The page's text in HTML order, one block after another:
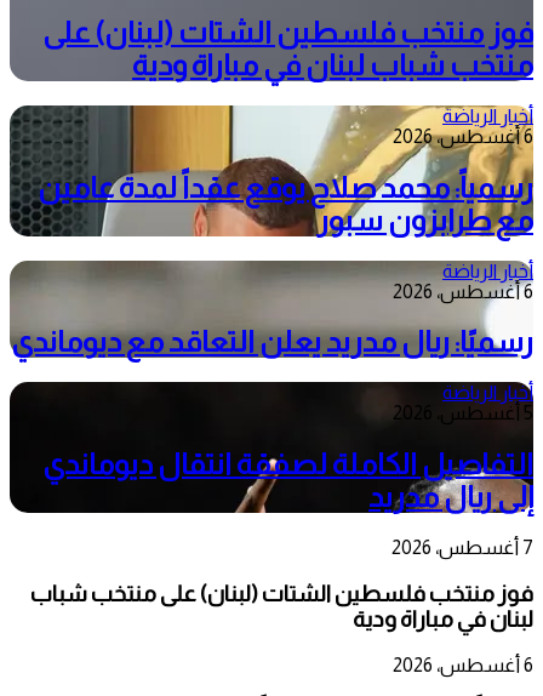
فوز منتخب فلسطين الشتات (لبنان) على
منتخب شباب لبنان في مباراة ودية
أخبار الرياضة
6 أغسطس، 2026
رسمياً: محمد صلاح يوقع عقداً لمدة عامين
مع طرابزون سبور
أخبار الرياضة
6 أغسطس، 2026
رسميًا: ريال مدريد يعلن التعاقد مع ديوماندي
أخبار الرياضة
5 أغسطس، 2026
التفاصيل الكاملة لصفقة انتقال ديوماندي
إلى ريال مدريد
7 أغسطس، 2026
فوز منتخب فلسطين الشتات (لبنان) على منتخب شباب
لبنان في مباراة ودية
6 أغسطس، 2026